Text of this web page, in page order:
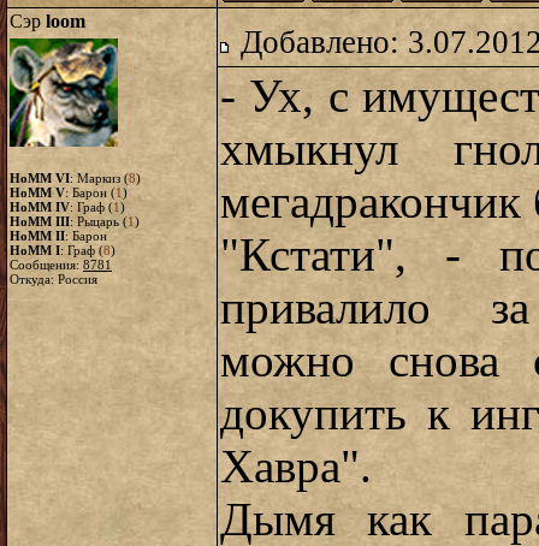
Сэр loom
HoMM VI: Маркиз (8)
HoMM V: Барон (1)
HoMM IV: Граф (1)
HoMM III: Рыцарь (1)
HoMM II: Барон
HoMM I: Граф (8)
Сообщения: 8781
Откуда: Россия
Добавлено:
- Ух, с
хмыкнул
"Кстати", -
привалило
можно снова
докупить к
Хавра".
Дымя как